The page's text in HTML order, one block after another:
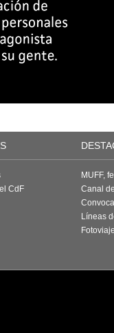
CdF
MUFF,
Canal
Líneas